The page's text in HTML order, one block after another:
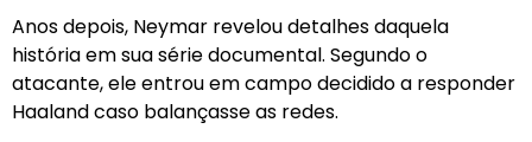
Anos depois, Neymar revelou detalhes daquela
história em sua série documental. Segundo o
atacante, ele entrou em campo decidido a responder
Haaland caso balançasse as redes.